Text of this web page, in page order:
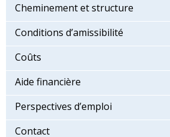
Cheminement et structure
Conditions d’amissibilité
Coûts
Aide financière
Perspectives d’emploi
Contact